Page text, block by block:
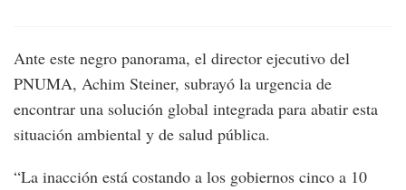
Ante este negro panorama, el director ejecutivo del
PNUMA, Achim Steiner, subrayó la urgencia de
encontrar una solución global integrada para abatir esta
situación ambiental y de salud pública.
“La inacción está costando a los gobiernos cinco a 10